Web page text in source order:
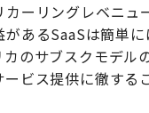
ーリングレベニュ
あるSaaSは簡単
のサブスクモデル
ビス提供に徹す